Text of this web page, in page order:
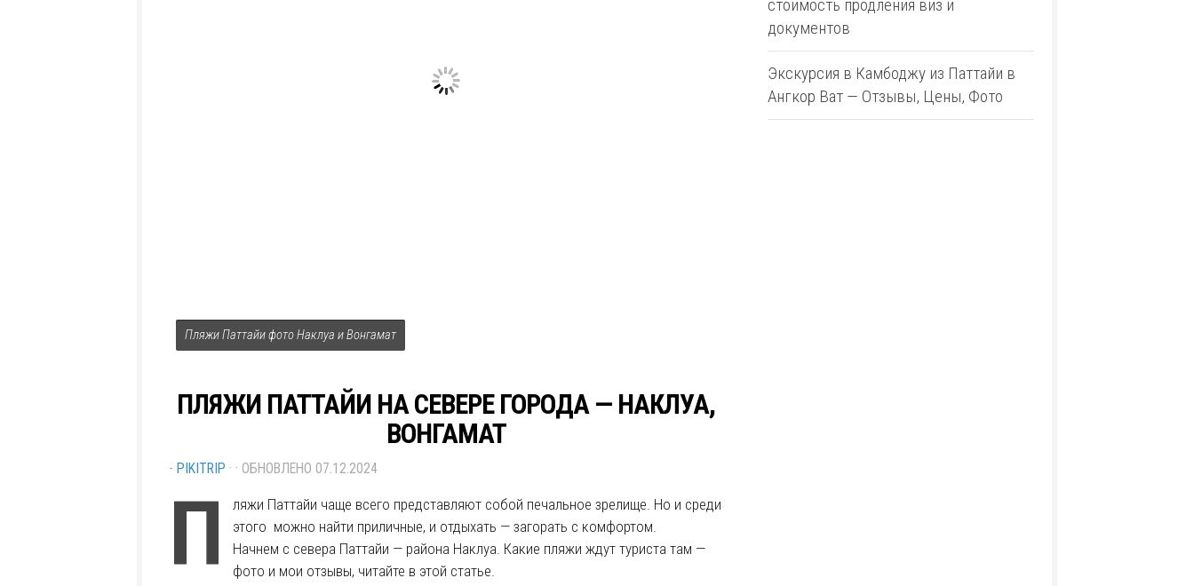
Пляжи Паттайи фото Наклуа и Вонгамат
ПЛЯЖИ ПАТТАЙИ НА СЕВЕРЕ ГОРОДА — НАКЛУА,
ВОНГАМАТ
- PIKITRIP · · ОБНОВЛЕНО 07.12.2024
П
ляжи Паттайи чаще всего представляют собой печальное зрелище. Но и среди
этого можно найти приличные, и отдыхать — загорать с комфортом.
Начнем с севера Паттайи — района Наклуа. Какие пляжи ждут туриста там —
фото и мои отзывы, читайте в этой статье.
стоимость продления виз и
документов
Экскурсия в Камбоджу из Паттайи в
Ангкор Ват — Отзывы, Цены, Фото